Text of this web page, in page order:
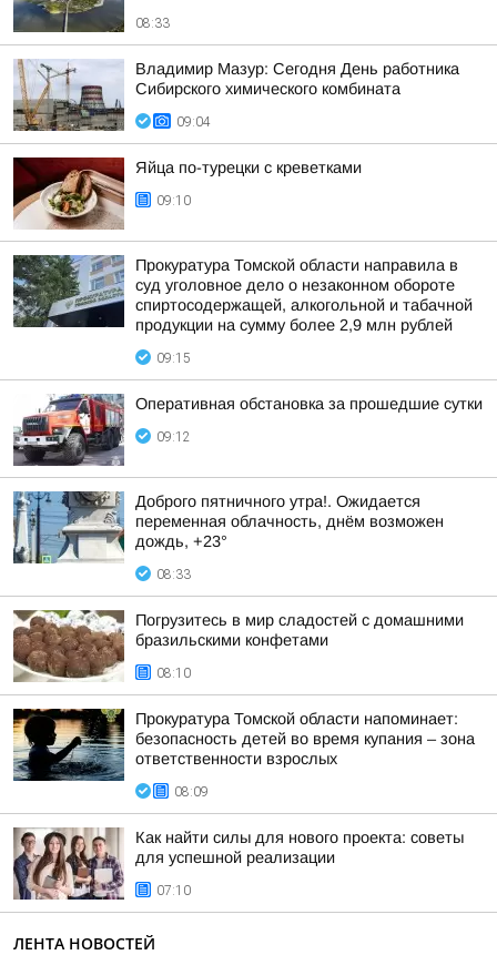
08:33
Владимир Мазур: Сегодня День работника
Сибирского химического комбината
09:04
Яйца по-турецки с креветками
09:10
Прокуратура Томской области направила в
суд уголовное дело о незаконном обороте
спиртосодержащей, алкогольной и табачной
продукции на сумму более 2,9 млн рублей
09:15
Оперативная обстановка за прошедшие сутки
09:12
Доброго пятничного утра!. Ожидается
переменная облачность, днём возможен
дождь, +23°
08:33
Погрузитесь в мир сладостей с домашними
бразильскими конфетами
08:10
Прокуратура Томской области напоминает:
безопасность детей во время купания – зона
ответственности взрослых
08:09
Как найти силы для нового проекта: советы
для успешной реализации
07:10
ЛЕНТА НОВОСТЕЙ